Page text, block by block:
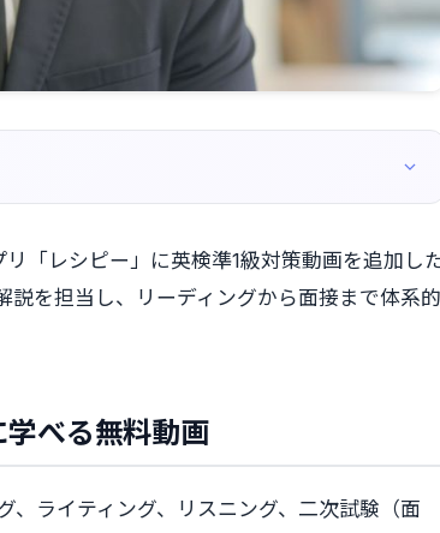
「レシピー」に英検準1級対策動画を追加し
を担当し、リーディングから面接まで体系的
べる無料動画
ライティング、リスニング、二次試験（面